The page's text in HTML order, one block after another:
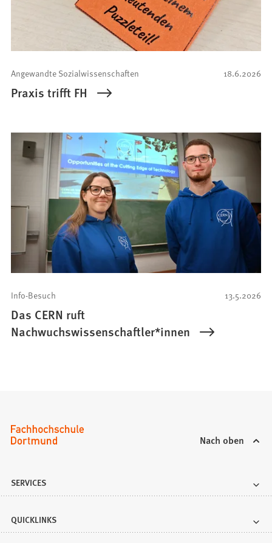
18.6.2026
Angewandte Sozialwissenschaften
Praxis trifft FH
13.5.2026
Info-Besuch
Das CERN ruft
Nachwuchswissenschaftler*innen
Nach oben
SERVICES
QUICKLINKS